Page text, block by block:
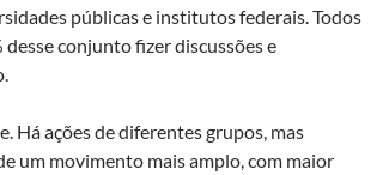
públicas e institutos federais. Todos
conjunto fizer discussões e
Há ações de diferentes grupos, mas
um movimento mais amplo, com maior